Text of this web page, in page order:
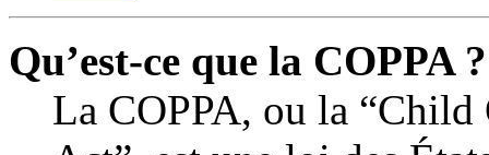
Qu’est-ce que la COPPA ?
La COPPA, ou la